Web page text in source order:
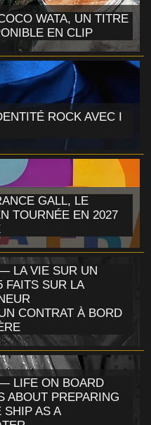
WATA, UN TITRE
EN CLIP
ROCK AVEC I
GALL, LE
TOURNÉE EN 2027
LA VIE SUR UN
FAITS SUR LA
CONTRAT À BORD
LIFE ON BOARD
ABOUT PREPARING
SHIP AS A